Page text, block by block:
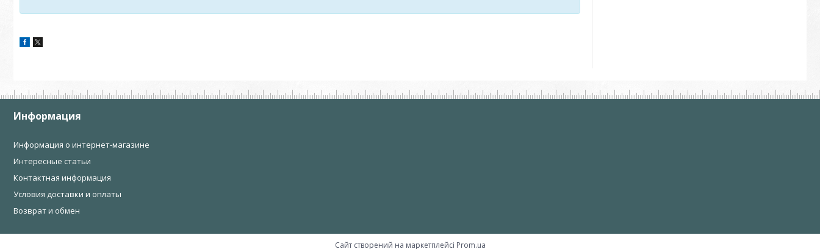
Информация
Информация о интернет-магазине
Интересные статьи
Контактная информация
Условия доставки и оплаты
Возврат и обмен
Сайт створений на маркетплейсі Prom.ua